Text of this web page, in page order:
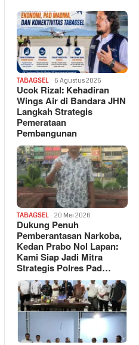
TABAGSEL 6 Agustus 2026
Ucok Rizal: Kehadiran
Wings Air di Bandara JHN
Langkah Strategis
Pemerataan
Pembangunan
TABAGSEL 20 Mei 2026
Dukung Penuh
Pemberantasan Narkoba,
Kedan Prabo Nol Lapan:
Kami Siap Jadi Mitra
Strategis Polres Pad…